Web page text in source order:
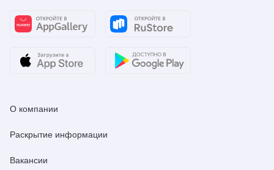
О компании
Раскрытие информации
Вакансии